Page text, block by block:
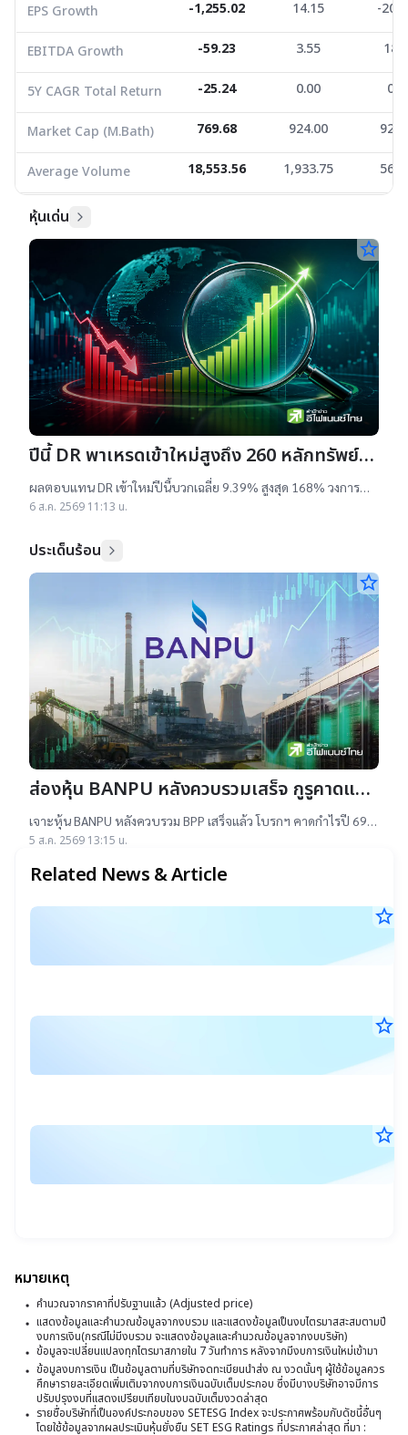
Average Volume
18,553.56 1,933.75
EPS Growth -1,255.02 14.15 -
EBITDA Growth -59.23 3.55
5Y CAGR Total Return -25.24 0.00
Market Cap (M.Bath) 769.68 924.00
Average Volume 18,553.56 1,933.75
หุ้นเด่น
star_border
ปีนี้ DR พาเหรดเข้าใหม่สูงถึง 260 หลักทรัพย์
ผลตอบแทนบวกเฉลี่ย 9% สูงสุด 168%
ผลตอบแทน DR เข้าใหม่ปีนี้บวกเฉลี่ย 9.39% สูงสุด 168% วงการ
เผยสาเหตุออกใหม่จำนวนมาก เป็นไปตามความต้องการลงทุนหุ้น
6 ส.ค. 2569 11:13 น.
ประเด็นร้อน
star_border
ส่องหุ้น BANPU หลังควบรวมเสร็จ กูรูคาดแนว
โน้มธุรกิจแจ่ม แถมยีลด์ปันผลดี เป้าสูงสุด
16.50 บาท
เจาะหุ้น BANPU หลังควบรวม BPP เสร็จแล้ว โบรกฯ คาดกำไรปี 69-
70 โต 19-22% เคาะราคาเป้าหมาย 14.50-16.50 บาท ยีลด์ปันผลดี
5 ส.ค. 2569 13:15 น.
Related News & Article
star_border
star_border
star_border
หมายเหตุ
คำนวณจากราคาที่ปรับฐานแล้ว (Adjusted price)
แสดงข้อมูลและคำนวณข้อมูลจากงบรวม และแสดงข้อมูลเป็นงบไตรมาสสะสมตามปี
งบการเงิน(กรณีไม่มีงบรวม จะแสดงข้อมูลและคำนวณข้อมูลจากงบบริษัท)
ข้อมูลจะเปลี่ยนแปลงทุกไตรมาสภายใน 7 วันทำการ หลังจากมีงบการเงินใหม่เข้ามา
ข้อมูลงบการเงิน เป็นข้อมูลตามที่บริษัทจดทะเบียนนำส่ง ณ งวดนั้นๆ ผู้ใช้ข้อมูลควร
ศึกษารายละเอียดเพิ่มเติมจากงบการเงินฉบับเต็มประกอบ ซึ่งมีบางบริษัทอาจมีการ
ปรับปรุงงบที่แสดงเปรียบเทียบในงบฉบับเต็มงวดล่าสุด
รายชื่อบริษัทที่เป็นองค์ประกอบของ SETESG Index จะประกาศพร้อมกับดัชนี้อื่นๆ
โดยใช้ข้อมูลจากผลประเมินหุ้นยั่งยืน SET ESG Ratings ที่ประกาศล่าสุด ที่มา :